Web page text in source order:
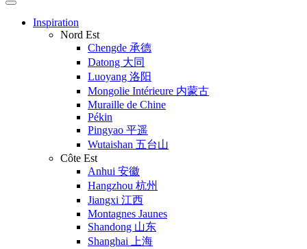
Inspiration
Nord Est
Chengde 承德
Datong 大同
Luoyang 洛阳
Mongolie Intérieure 内蒙古
Muraille de Chine
Pékin
Pingyao 平遥
Wutaishan 五台山
Côte Est
Anhui 安徽
Hangzhou 杭州
Jiangxi 江西
Montagnes Jaunes
Shandong 山东
Shanghai 上海